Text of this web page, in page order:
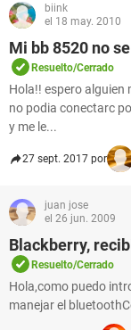
biink
el 18 may. 2010
Mi bb 8520 no
Resuelto/Cerrado
Hola!! espero alguien
no podia conectarc
y me le...
27 sept. 2017 por
juan jose
el 26 jun. 2009
Blackberry,
Resuelto/Cerrado
Hola,como puedo
manejar el